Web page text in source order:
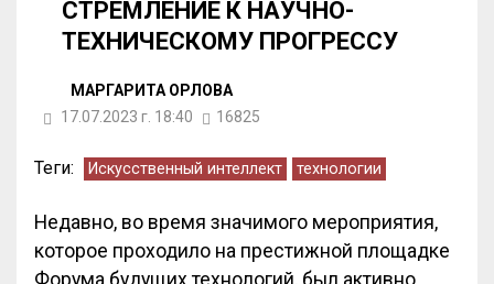
СТРЕМЛЕНИЕ К НАУЧНО-
ТЕХНИЧЕСКОМУ ПРОГРЕССУ
МАРГАРИТА ОРЛОВА
17.07.2023 г. 18:40
16825
Теги: Искусственный интеллект технологии
Недавно, во время значимого мероприятия,
которое проходило на престижной площадке
Форума будущих технологий, был активно